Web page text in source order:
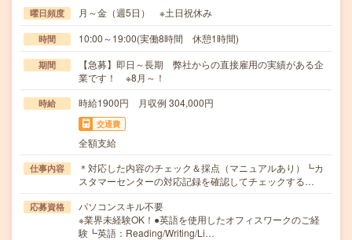
曜日頻度 月～金（週5日） ※土日祝休み
時間 10:00～19:00(実働8時間 休憩1時間)
期間
【急募】即日～長期 弊社からの直接雇用の実績がある企
業です！ ※8月～！
時給 時給1900円 月収例 304,000円
交通費
全額支給
仕事内容
＊対応した内容のチェック＆採点（マニュアルあり）┗カ
スタマーセンターの対応記録を確認してチェックする…
応募資格
パソコンスキル不要
※業界未経験OK！●英語を使用したオフィスワークのご経
験┗英語：Reading/Writing/Li…